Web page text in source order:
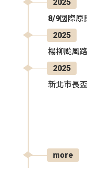
2025
8/9國際原
2025
楊柳颱風
2025
新北市長
more